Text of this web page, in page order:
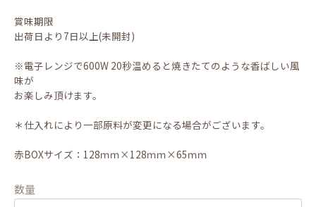
賞味期限
出荷日より7日以上(未開封)
※電子レンジで600W 20秒温めると焼きたてのような香ばしい風
味が
お楽しみ頂けます。
＊仕入れにより一部原料が変更になる場合がございます。
赤BOXサイズ：128ｍｍ×128ｍｍ×65ｍｍ
数量